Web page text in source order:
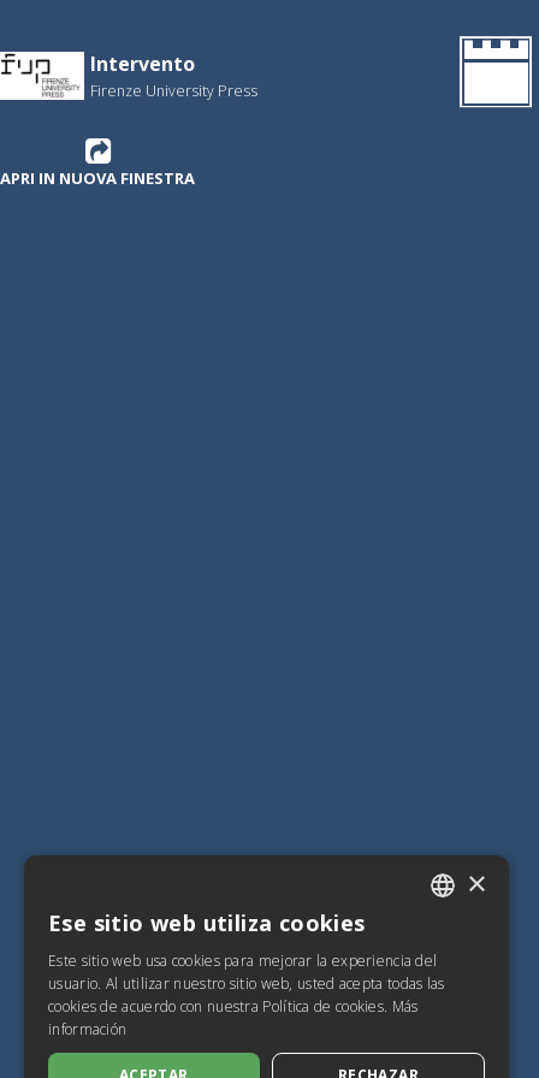
Intervento
Firenze University Press
APRI IN NUOVA FINESTRA
ENGLISH
×
Ese sitio web utiliza cookies
Este sitio web usa cookies para mejorar la experiencia del
usuario. Al utilizar nuestro sitio web, usted acepta todas las
cookies de acuerdo con nuestra Política de cookies. Más
información